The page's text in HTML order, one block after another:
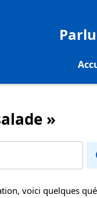
»
voici quelques